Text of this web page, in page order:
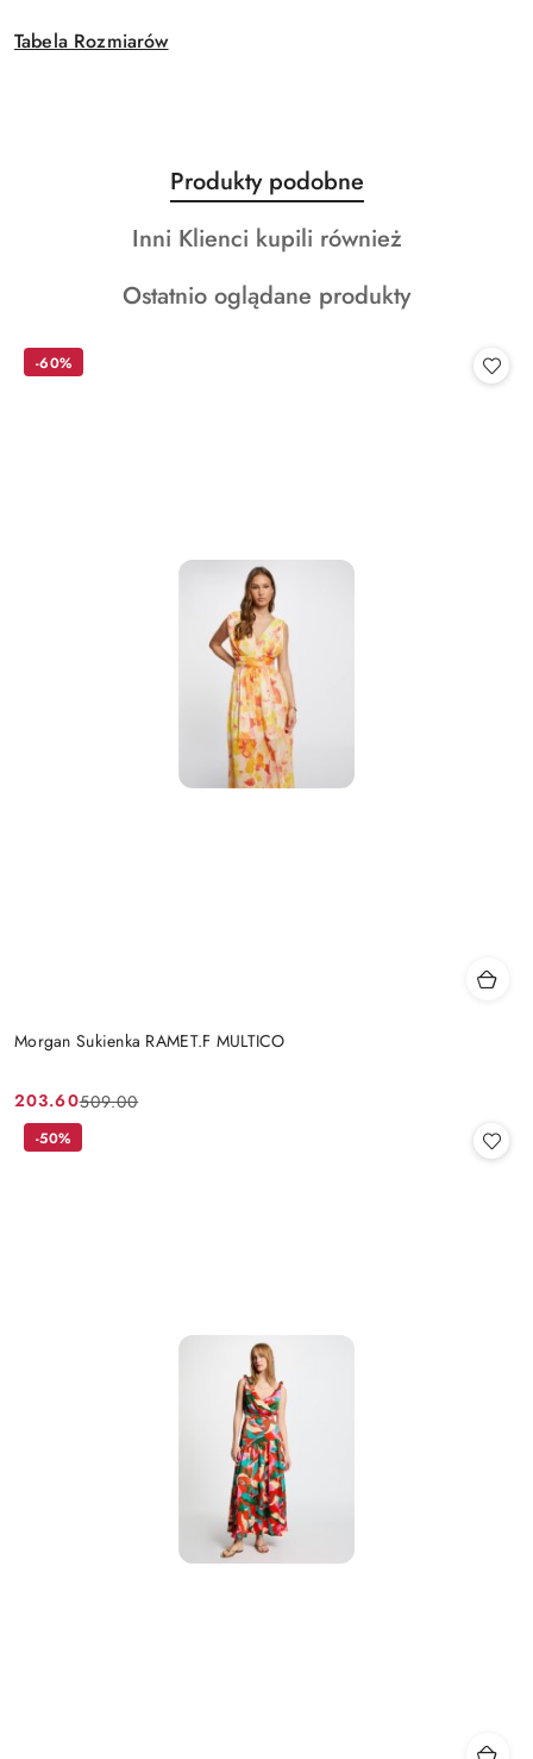
Tabela Rozmiarów
Pomiń karuzelę produktów
Produkty
o
statusie:
Produkty podobne
Produkty
statusie:
Inni Klienci kupili również
Produkty
Ostatnio oglądane produkty
Morgan Sukienka RAMET.F MULTICO
Cena
promocyjna:
203.60
Cena
przed
509.00
-60%
-50%